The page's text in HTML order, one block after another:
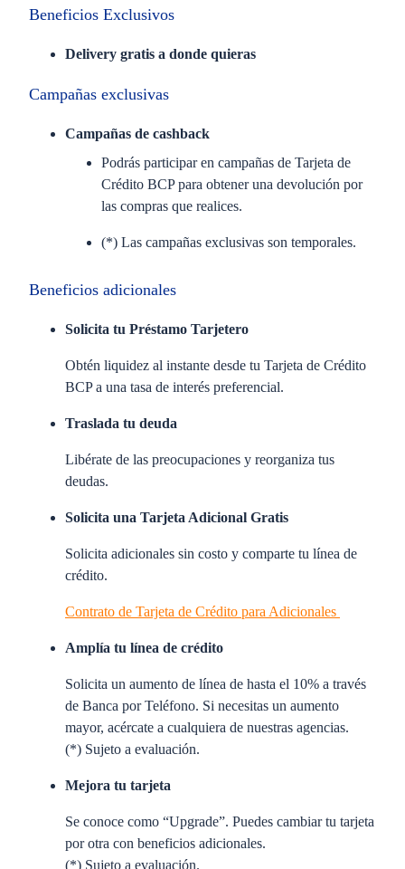
Beneficios Exclusivos
Delivery gratis a donde quieras​
Campañas exclusivas
Campañas de cashback
Podrás participar en campañas de Tarjeta de
Crédito BCP para obtener una devolución por
las compras que realices.
(*) Las campañas exclusivas son temporales.
Beneficios adicionales
Solicita tu Préstamo Tarjetero
Obtén liquidez al instante desde tu Tarjeta de Crédito
BCP a una tasa de interés preferencial.
Traslada tu deuda
Libérate de las preocupaciones y reorganiza tus
deudas.
Solicita una Tarjeta Adicional Gratis
Solicita adicionales sin costo y comparte tu línea de
crédito.
Contrato de Tarjeta de Crédito para Adicionales
Amplía tu línea de crédito
Solicita un aumento de línea de hasta el 10% a través
de Banca por Teléfono. Si necesitas un aumento
mayor, acércate a cualquiera de nuestras agencias.
(*) Sujeto a evaluación.
Mejora tu tarjeta
Se conoce como “Upgrade”. Puedes cambiar tu tarjeta
por otra con beneficios adicionales.
(*) Sujeto a evaluación.